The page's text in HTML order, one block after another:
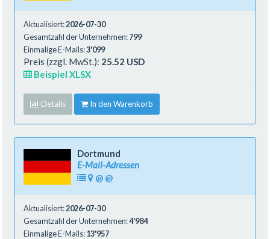
Aktualisiert:2026-07-30
Gesamtzahl der Unternehmen:799
Einmalige E-Mails:3'099
Preis (zzgl. MwSt.): 25.52 USD
Beispiel XLSX
Details In den Warenkorb
Dortmund
E-Mail-Adressen
@ @
Aktualisiert:2026-07-30
Gesamtzahl der Unternehmen:4'984
Einmalige E-Mails:13'957